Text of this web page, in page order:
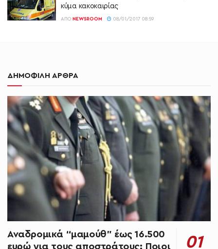
κύμα κακοκαιρίας
ΑΠΌ NEWSROOM 08/01/2017 08:59
ΔΗΜΟΦΙΛΗ ΑΡΘΡΑ
Αναδρομικά “μαμούθ” έως 16.500
ευρώ για τους αποστράτους: Ποιοι